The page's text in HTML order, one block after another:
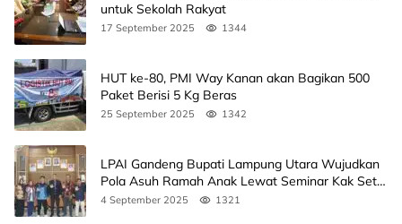
untuk Sekolah Rakyat
17 September 2025 1344
HUT ke-80, PMI Way Kanan akan Bagikan 500
Paket Berisi 5 Kg Beras
25 September 2025 1342
LPAI Gandeng Bupati Lampung Utara Wujudkan
Pola Asuh Ramah Anak Lewat Seminar Kak Seto,
Ini Jadwalnya
4 September 2025 1321